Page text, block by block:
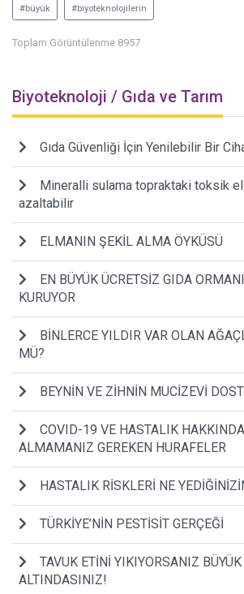
#büyük #biyoteknolojilerin
Toplam Görüntülenme 8957
Biyoteknoloji / Gıda ve Tarım
Gıda Güvenliği İçin Yenilebilir Bir
Mineralli sulama topraktaki toksik
azaltabilir
ELMANIN ŞEKİL ALMA ÖYKÜSÜ
EN BÜYÜK ÜCRETSİZ GIDA
KURUYOR
BİNLERCE YILDIR VAR OLAN
MÜ?
BEYNİN VE ZİHNİN MUCİZEVİ
COVID-19 VE HASTALIK
ALMAMANIZ GEREKEN HURAFELER
HASTALIK RİSKLERİ NE
TÜRKİYE’NİN PESTİSİT GERÇEĞİ
TAVUK ETİNİ YIKIYORSANIZ
ALTINDASINIZ!